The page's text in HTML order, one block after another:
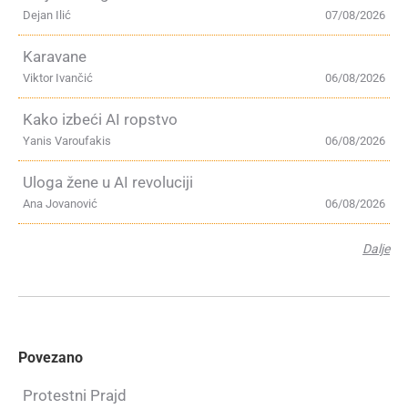
07/08/2026
Dejan Ilić
Karavane
06/08/2026
Viktor Ivančić
Kako izbeći AI ropstvo
06/08/2026
Yanis Varoufakis
Uloga žene u AI revoluciji
06/08/2026
Ana Jovanović
Dalje
Povezano
Protestni Prajd